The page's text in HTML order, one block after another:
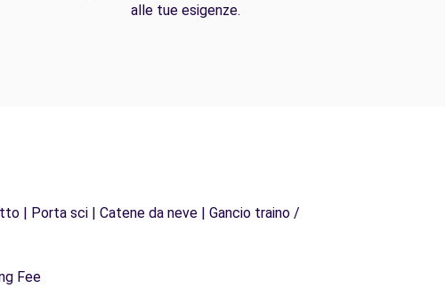
alle tue esigenze.
| Porta sci | Catene da neve | Gancio traino /
Fee